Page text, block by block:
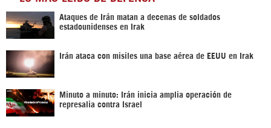
Ataques de Irán matan a decenas de soldados
estadounidenses en Irak
Irán ataca con misiles una base aérea de EEUU en Irak
Minuto a minuto: Irán inicia amplia operación de
represalia contra Israel